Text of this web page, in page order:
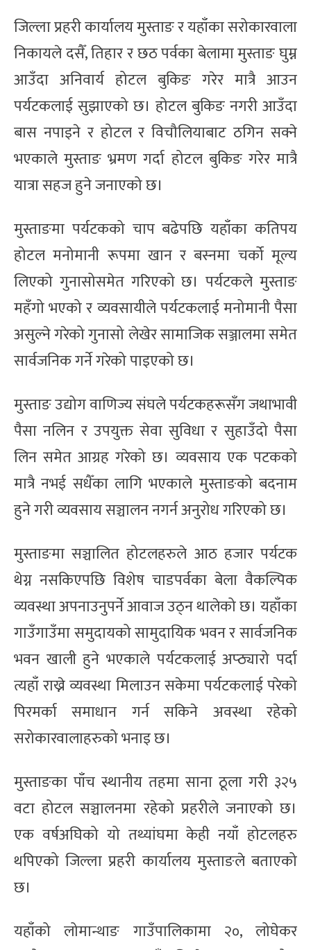
जिल्ला प्रहरी कार्यालय मुस्ताङ र यहाँका सरोकारवाला
निकायले दसैँ, तिहार र छठ पर्वका बेलामा मुस्ताङ घुम्न
आउँदा अनिवार्य होटल बुकिङ गरेर मात्रै आउन
पर्यटकलाई सुझाएको छ। होटल बुकिङ नगरी आउँदा
बास नपाइने र होटल र विचौलियाबाट ठगिन सक्ने
भएकाले मुस्ताङ भ्रमण गर्दा होटल बुकिङ गरेर मात्रै
यात्रा सहज हुने जनाएको छ।
मुस्ताङमा पर्यटकको चाप बढेपछि यहाँका कतिपय
होटल मनोमानी रूपमा खान र बस्नमा चर्को मूल्य
लिएको गुनासोसमेत गरिएको छ। पर्यटकले मुस्ताङ
महँगो भएको र व्यवसायीले पर्यटकलाई मनोमानी पैसा
असुल्ने गरेको गुनासो लेखेर सामाजिक सञ्जालमा समेत
सार्वजनिक गर्ने गरेको पाइएको छ।
मुस्ताङ उद्योग वाणिज्य संघले पर्यटकहरूसँग जथाभावी
पैसा नलिन र उपयुक्त सेवा सुविधा र सुहाउँदो पैसा
लिन समेत आग्रह गरेको छ। व्यवसाय एक पटकको
मात्रै नभई सधैँका लागि भएकाले मुस्ताङको बदनाम
हुने गरी व्यवसाय सञ्चालन नगर्न अनुरोध गरिएको छ।
मुस्ताङमा सञ्चालित होटलहरुले आठ हजार पर्यटक
थेग्न नसकिएपछि विशेष चाडपर्वका बेला वैकल्पिक
व्यवस्था अपनाउनुपर्ने आवाज उठ्न थालेको छ। यहाँका
गाउँगाउँमा समुदायको सामुदायिक भवन र सार्वजनिक
भवन खाली हुने भएकाले पर्यटकलाई अप्ठ्यारो पर्दा
त्यहाँ राख्ने व्यवस्था मिलाउन सकेमा पर्यटकलाई परेको
पिरमर्का समाधान गर्न सकिने अवस्था रहेको
सरोकारवालाहरुको भनाइ छ।
मुस्ताङका पाँच स्थानीय तहमा साना ठूला गरी ३२५
वटा होटल सञ्चालनमा रहेको प्रहरीले जनाएको छ।
एक वर्षअघिको यो तथ्यांघमा केही नयाँ होटलहरु
थपिएको जिल्ला प्रहरी कार्यालय मुस्ताङले बताएको
छ।
यहाँको लोमान्थाङ गाउँपालिकामा २०, लोघेकर